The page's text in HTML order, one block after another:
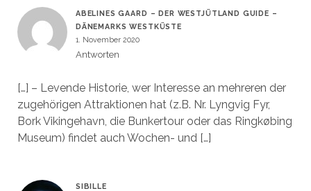
ABELINES GAARD – DER WESTJÜTLAND GUIDE –
DÄNEMARKS WESTKÜSTE
1. November 2020
Antworten
[…] – Levende Historie, wer Interesse an mehreren der
zugehörigen Attraktionen hat (z.B. Nr. Lyngvig Fyr,
Bork Vikingehavn, die Bunkertour oder das Ringkøbing
Museum) findet auch Wochen- und […]
SIBILLE